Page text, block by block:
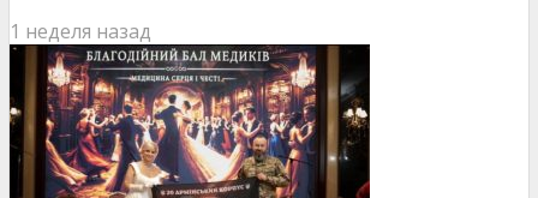
1 неделя назад